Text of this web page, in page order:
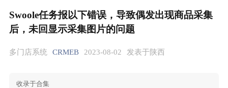
Swoole任务报以下错误，导致偶发出现商品采集
后，未回显示采集图片的问题
多门店系统 CRMEB 2023-08-02 发表于陕西
收录于合集